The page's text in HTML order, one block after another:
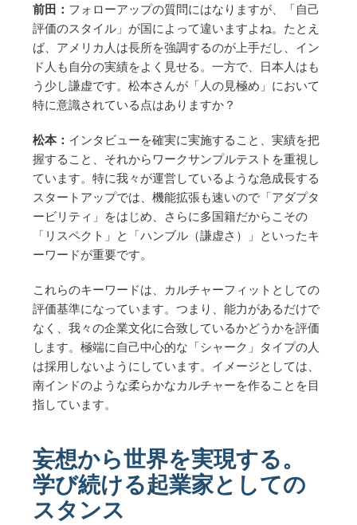
前田： フォローアップの質問にはなりますが、「自己
評価のスタイル」が国によって違いますよね。たとえ
ば、アメリカ人は長所を強調するのが上手だし、イン
ド人も自分の実績をよく見せる。一方で、日本人はも
う少し謙虚です。松本さんが「人の見極め」において
特に意識されている点はありますか？
松本： インタビューを確実に実施すること、実績を把
握すること、それからワークサンプルテストを重視し
ています。特に我々が運営しているような急成長する
スタートアップでは、機能拡張も速いので「アダプタ
ービリティ」をはじめ、さらに多国籍だからこその
「リスペクト」と「ハンブル（謙虚さ）」といったキ
ーワードが重要です。
これらのキーワードは、カルチャーフィットとしての
評価基準になっています。つまり、能力があるだけで
なく、我々の企業文化に合致しているかどうかを評価
します。極端に自己中心的な「シャーク」タイプの人
は採用しないようにしています。イメージとしては、
南インドのような柔らかなカルチャーを作ることを目
指しています。
妄想から世界を実現する。
学び続ける起業家としての
スタンス